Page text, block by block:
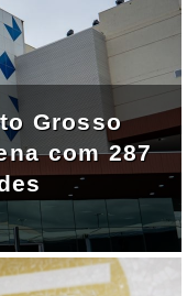
Grosso
com 287